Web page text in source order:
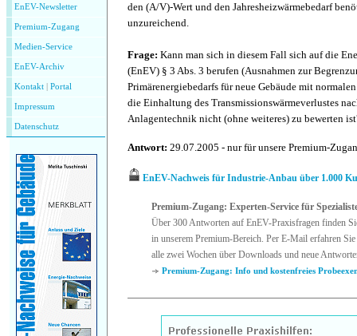
EnEV-Newsletter
Premium-Zugang
Medien-Service
EnEV-Archiv
Kontakt Portal
Impressum
Datenschutz
den (A/V)-Wert und den Jahresheizwärmebedarf
unzureichend.
Frage: Kann man sich in diesem Fall sich auf die
(EnEV) § 3 Abs. 3 berufen (Ausnahmen zur
Primärenergiebedarfs für neue Gebäude mit
die Einhaltung des Transmissionswärmeverlustes
Anlagentechnik nicht (ohne weiteres) zu bewerten
Antwort: 29.07.2005 - nur für unsere Premium-
EnEV-Nachweis für Industrie-Anbau über 1.000
Premium-Zugang: Experten-Service für
Über 300 Antworten auf EnEV-Praxisfragen finden
in unserem Premium-Bereich. Per E-Mail erfahren Sie
alle zwei Wochen über Downloads und neue
Premium-Zugang: Info und kostenfreies